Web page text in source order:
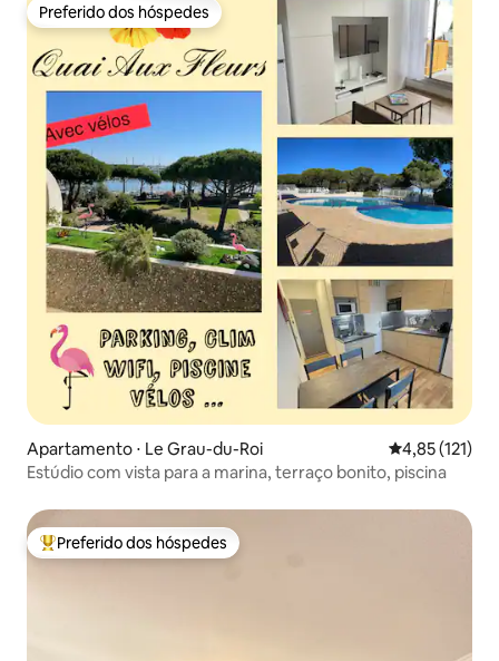
Preferido dos hóspedes
Preferido dos hóspedes
Apartamento ⋅ Le Grau-du-Roi 4,85 de uma
4,85 (121)
Estúdio com vista para a marina, terraço bonito, piscina
Entre os melhores preferidos dos hóspedes
Preferido dos hóspedes